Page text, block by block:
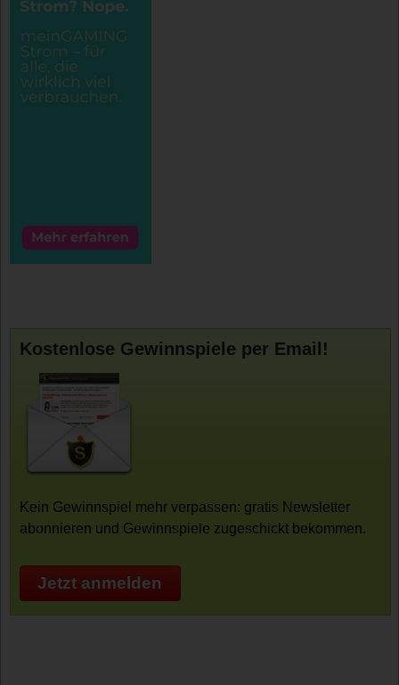
Kostenlose Gewinnspiele per Email!
Kein Gewinnspiel mehr verpassen: gratis Newsletter
abonnieren und Gewinnspiele zugeschickt bekommen.
Jetzt anmelden